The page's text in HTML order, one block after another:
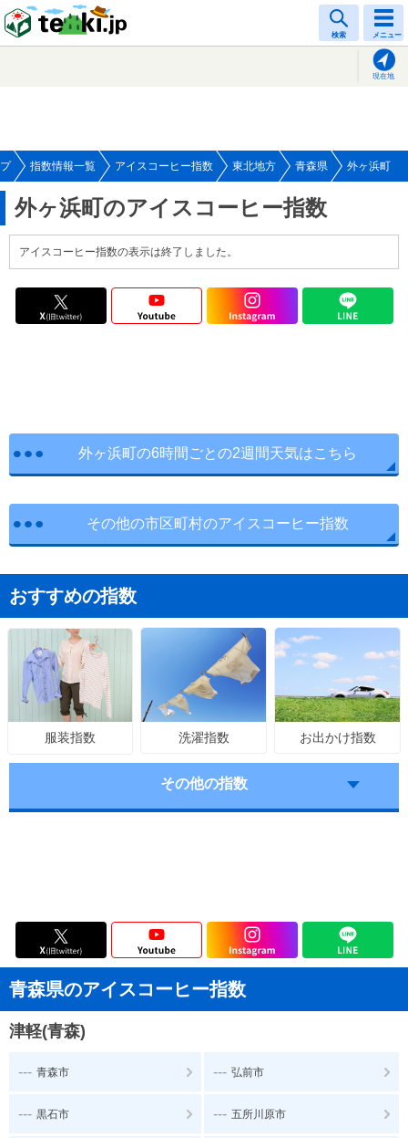
検索 メニュー
現在地
指数情報一覧 アイスコーヒー指数 東北地方 青森県 外ヶ浜町
外ヶ浜町のアイスコーヒー指数
アイスコーヒー指数の表示は終了しました。
外ヶ浜町の6時間ごとの2週間天気はこちら
その他の市区町村のアイスコーヒー指数
おすすめの指数
服装指数 洗濯指数 お出かけ指数
その他の指数
青森県のアイスコーヒー指数
津軽(青森)
--- 青森市 --- 弘前市
--- 黒石市 --- 五所川原市